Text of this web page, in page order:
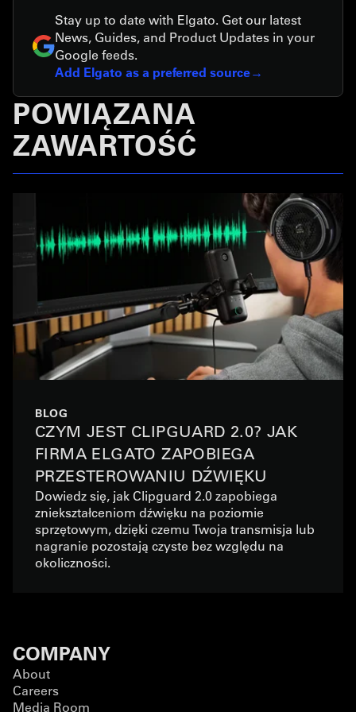
Stay up to date with Elgato. Get our latest
News, Guides, and Product Updates in your
Google feeds.
Add Elgato as a preferred source
POWIĄZANA
ZAWARTOŚĆ
BLOG
CZYM JEST CLIPGUARD 2.0? JAK
FIRMA ELGATO ZAPOBIEGA
PRZESTEROWANIU DŹWIĘKU
Dowiedz się, jak Clipguard 2.0 zapobiega
zniekształceniom dźwięku na poziomie
sprzętowym, dzięki czemu Twoja transmisja lub
nagranie pozostają czyste bez względu na
okoliczności.
COMPANY
About
Careers
Media Room